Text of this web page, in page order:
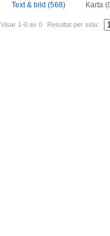
Text & bild (568) Karta
Visar 1-0 av 0 Resultat per sida: